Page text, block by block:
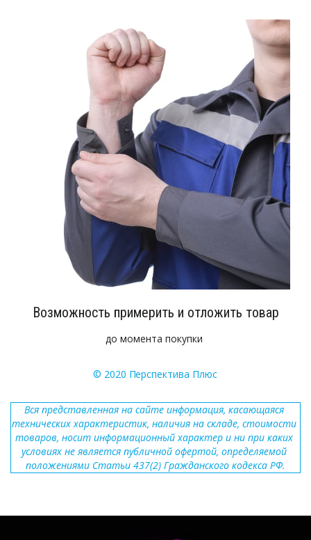
Возможность примерить и отложить товар
до момента покупки
© 2020 Перспектива Плюс
Вся представленная на сайте информация, касающаяся
технических характеристик, наличия на складе, стоимости
товаров, носит информационный характер и ни при каких
условиях не является публичной офертой, определяемой
положениями Статьи 437(2) Гражданского кодекса РФ.